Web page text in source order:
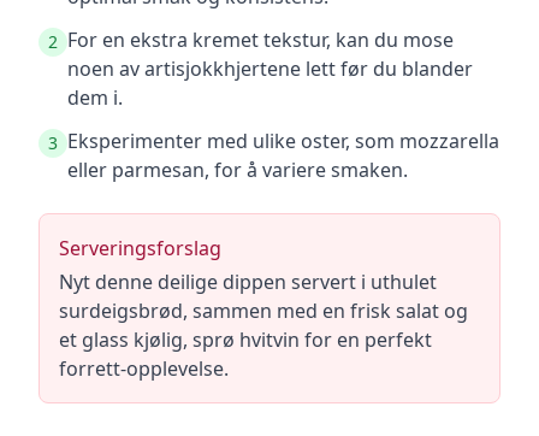
2 For en ekstra kremet tekstur, kan du mose
noen av artisjokkhjertene lett før du blander
dem i.
3 Eksperimenter med ulike oster, som mozzarella
eller parmesan, for å variere smaken.
Serveringsforslag
Nyt denne deilige dippen servert i uthulet
surdeigsbrød, sammen med en frisk salat og
et glass kjølig, sprø hvitvin for en perfekt
forrett-opplevelse.